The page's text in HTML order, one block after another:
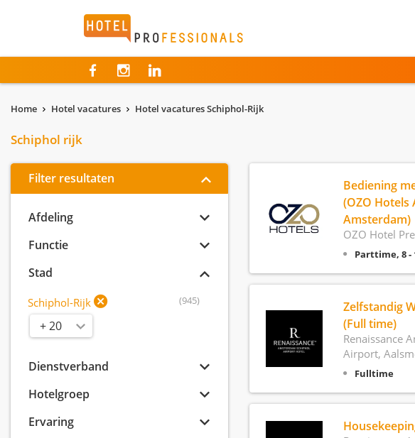
Hotelprofessionals
Home Hotel vacatures Hotel vacatures Schiphol-Rijk
Schiphol rijk
Filter resultaten
Afdeling
Functie
Stad
Schiphol-Rijk (945)
Radius
Dienstverband
Hotelgroep
Ervaring
Bediening
(OZO Hotels
Amsterdam)
OZO Hotel
Parttime, 8 -
Zelfstandig
(Full time)
Renaissance
Airport,
Fulltime